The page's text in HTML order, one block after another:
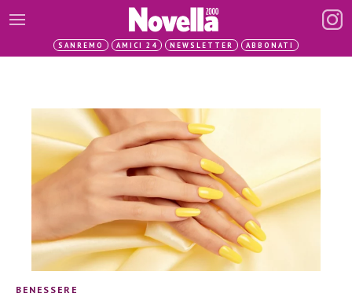
SANREMO AMICI 24 NEWSLETTER ABBONATI
BENESSERE